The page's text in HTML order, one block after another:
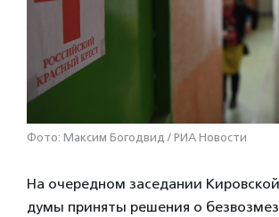
Фото: Максим Богодвид / РИА Новости
На очередном заседании
думы приняты решения о